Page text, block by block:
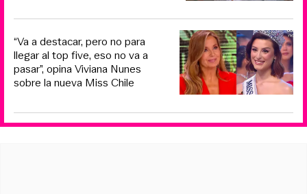
“Va a destacar, pero no para
llegar al top five, eso no va a
pasar”, opina Viviana Nunes
sobre la nueva Miss Chile